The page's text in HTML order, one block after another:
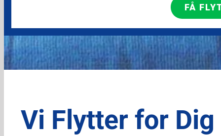
FÅ
Vi Flytter for